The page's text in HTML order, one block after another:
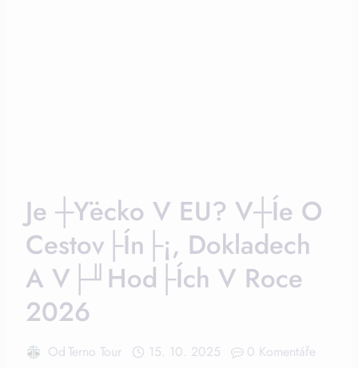
Je ┼ÿecko V EU? V┼íe O
Cestov├ín├¡, Dokladech
A V├╜hod├ích V Roce
2026
OdTerno Tour 15. 10. 2025 0 Komentáře